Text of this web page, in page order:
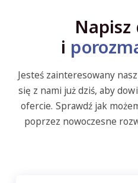
Napisz
i
Jesteś zainteresowany
się z nami już dziś, aby
ofercie. Sprawdź jak
poprzez nowoczesne